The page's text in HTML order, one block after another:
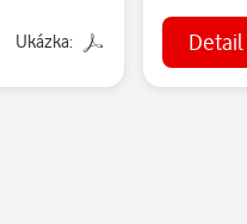
Ukázka: Detail